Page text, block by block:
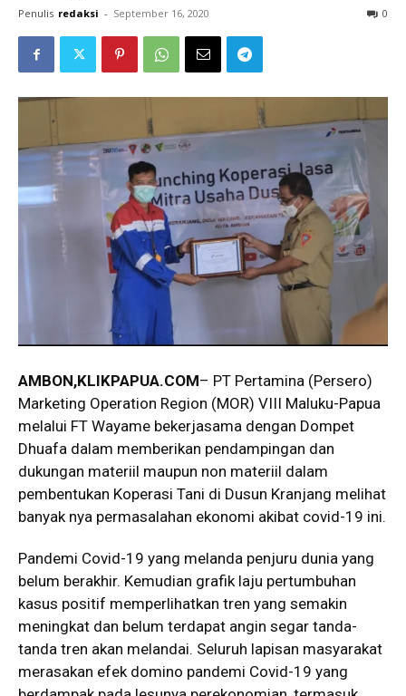
Penulis redaksi - September 16, 2020 0
AMBON,KLIKPAPUA.COM– PT Pertamina (Persero)
Marketing Operation Region (MOR) VIII Maluku-Papua
melalui FT Wayame bekerjasama dengan Dompet
Dhuafa dalam memberikan pendampingan dan
dukungan materiil maupun non materiil dalam
pembentukan Koperasi Tani di Dusun Kranjang melihat
banyak nya permasalahan ekonomi akibat covid-19 ini.
Pandemi Covid-19 yang melanda penjuru dunia yang
belum berakhir. Kemudian grafik laju pertumbuhan
kasus positif memperlihatkan tren yang semakin
meningkat dan belum terdapat angin segar tanda-
tanda tren akan melandai. Seluruh lapisan masyarakat
merasakan efek domino pandemi Covid-19 yang